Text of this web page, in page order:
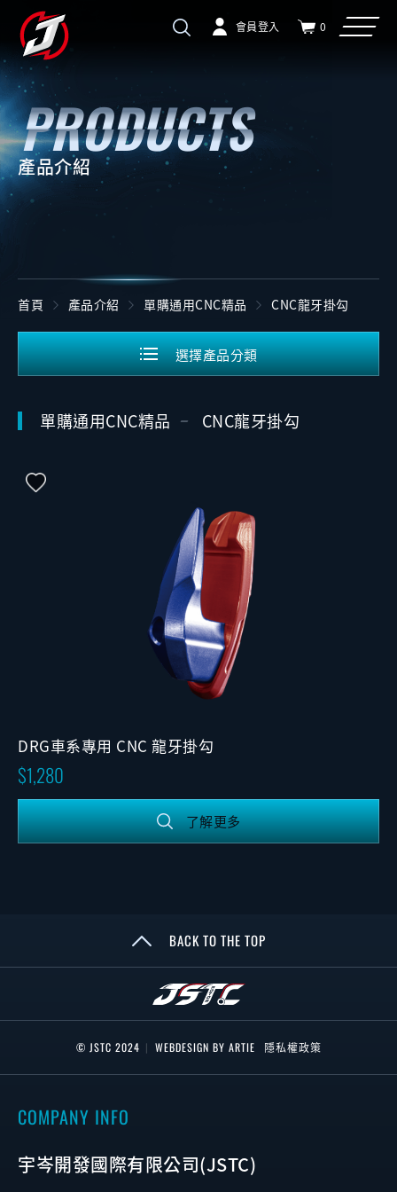
會員登入 0
產品介紹
首頁 產品介紹 單購通用CNC精品 CNC龍牙掛勾
選擇產品分類
單購通用CNC精品 CNC龍牙掛勾
DRG車系專用 CNC 龍牙掛勾
1,280
了解更多
BACK TO THE TOP
© JSTC 2024 | WEBDESIGN BY ARTIE 隱私權政策
COMPANY INFO
宇岑開發國際有限公司(JSTC)